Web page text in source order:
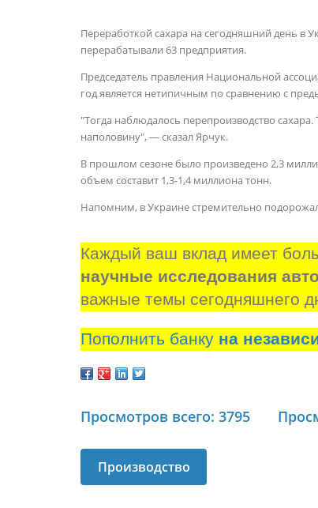
Переработкой сахара на сегодняшний день в
перерабатывали 63 предприятия.
Председатель правления Национальной
год является нетипичным по сравнению с
"Тогда наблюдалось перепроизводство
наполовину", — сказал Ярчук.
В прошлом сезоне было произведено 2,3
объем составит 1,3-1,4 миллиона тонн.
Напомним, в Украине стремительно
Каждый ваш вклад имеет
научные исследования
важные темы сегодняшнего
Пополнить банку на
Просмотров всего: 3795
Производство